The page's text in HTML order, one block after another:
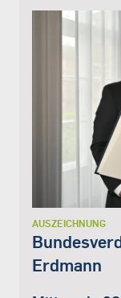
AUSZEICHNUNG
Erdmann